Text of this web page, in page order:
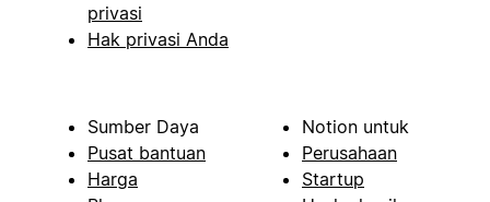
privasi
Hak privasi Anda
Sumber Daya
Pusat bantuan
Harga
Notion untuk
Perusahaan
Startup